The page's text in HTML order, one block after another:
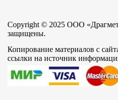
Copyright © 2025 ООО
защищены.
Копирование материалов с
ссылки на источник